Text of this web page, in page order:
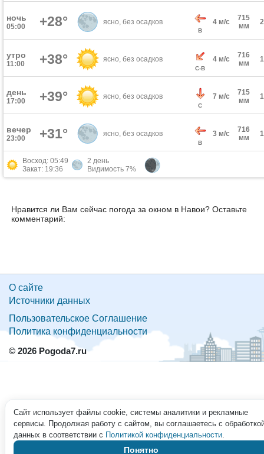
ночь
05:00 +28° ясно, без осадков
В
4 м/с
715
мм
утро
11:00 +38° ясно, без осадков
С-В
4 м/с
716
мм
день
17:00 +39° ясно, без осадков
С
7 м/с
715
мм
вечер
23:00 +31° ясно, без осадков
В
3 м/с
716
мм
Восход: 05:49
Закат: 19:36
2 день
Видимость 7%
Нравится ли Вам сейчас погода за окном в Навои? Оставьте
комментарий:
О сайте
Источники данных
Пользовательское Соглашение
Политика конфиденциальности
© 2026 Pogoda7.ru
Сайт использует файлы cookie, системы аналитики и рекламные
сервисы. Продолжая работу с сайтом, вы соглашаетесь с
данных в соответствии с Политикой конфиденциальности.
Понятно